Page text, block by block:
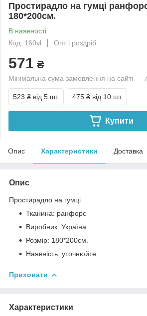
Простирадло на гумці
180*200см.
В наявності
Код: 160vl
Опт і роздріб
571 ₴
Мінімальна сума замовлення на сайті —
523 ₴ від 5 шт. 475 ₴ від 10 шт.
Купити
Опис Характеристики Доставка
Опис
Простирадло на гумці
Тканина: ранфорс
Виробник: Україна
Розмір: 180*200см.
Наявність: уточнюйте
Приховати
Характеристики